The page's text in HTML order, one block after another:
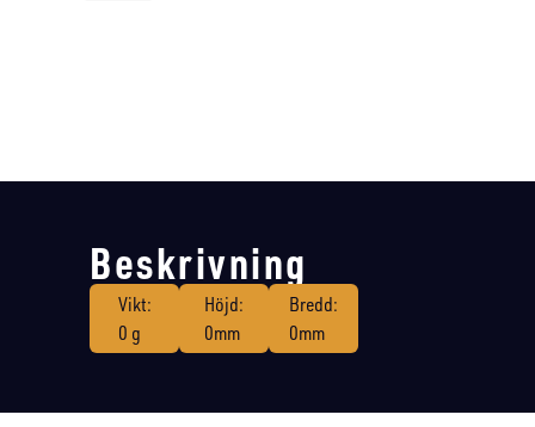
Beskrivning
Vikt:
0 g
Höjd:
0mm
Bredd:
0mm